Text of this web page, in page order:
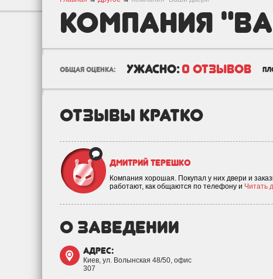
Компания
общая оценка: ужасно: 0 отзывов
отзывы кратко
Дмитрий Терешко
Компания хорошая. Покупал у них двери и
работают, как общаются по телефону и Читать
о заведении
адрес:
Киев, ул. Волынская 48/50, офис
307